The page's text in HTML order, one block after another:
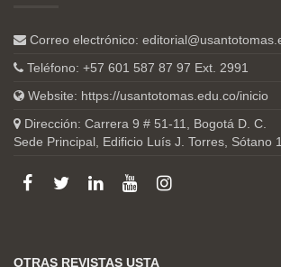
Correo electrónico:
Teléfono: +57 601 587 87 97 Ext. 2991
Website: https://usantotomas.edu.co/inicio
Dirección: Carrera 9 # 51-11, Bogotá D. C.
Sede Principal, Edificio Luís J. Torres, Sótano 1
OTRAS REVISTAS USTA